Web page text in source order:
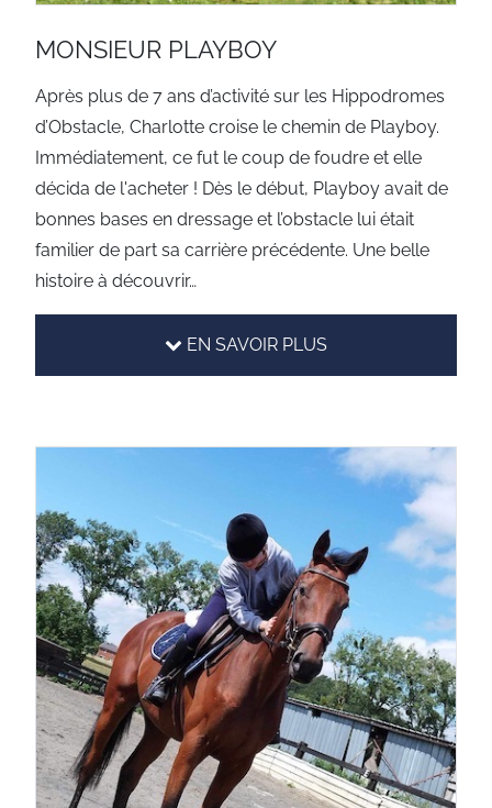
MONSIEUR PLAYBOY
Après plus de 7 ans d’activité sur les Hippodromes
d’Obstacle, Charlotte croise le chemin de Playboy.
Immédiatement, ce fut le coup de foudre et elle
décida de l'acheter ! Dès le début, Playboy avait de
bonnes bases en dressage et l’obstacle lui était
familier de part sa carrière précédente. Une belle
histoire à découvrir…
EN SAVOIR PLUS